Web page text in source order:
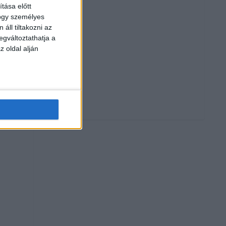
előtt
személyes
áll tiltakozni az
a
oldal alján